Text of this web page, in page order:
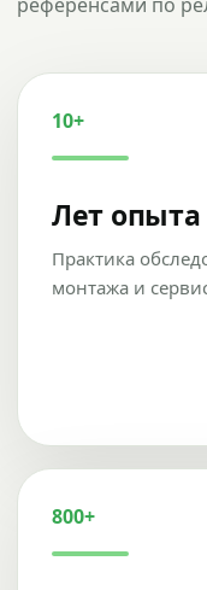
10+
Лет опыта
Практика
монтажа и
800+